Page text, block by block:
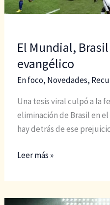
El Mundial,
evangélico
En foco, Novedades,
Una tesis viral culpó a la
eliminación de Brasil en
hay detrás de ese
El
y
Leer más »